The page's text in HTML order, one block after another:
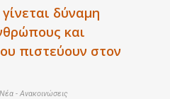
δύναμη
και
πιστεύουν στον
Νέα - Ανακοινώσεις